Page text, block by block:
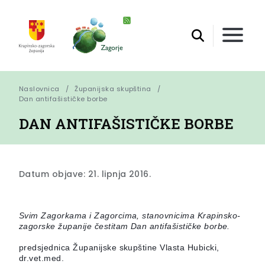
Naslovnica
Županijska skupština
Dan antifašističke borbe
DAN ANTIFAŠISTIČKE BORBE
Datum objave: 21. lipnja 2016.
Svim Zagorkama i Zagorcima, stanovnicima Krapinsko-
zagorske županije čestitam Dan antifašističke borbe.
predsjednica Županijske skupštine Vlasta Hubicki,
dr.vet.med.